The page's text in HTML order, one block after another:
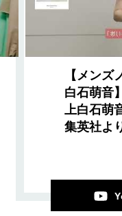
【メンズ
白石萌音
上白石萌
集英社よ